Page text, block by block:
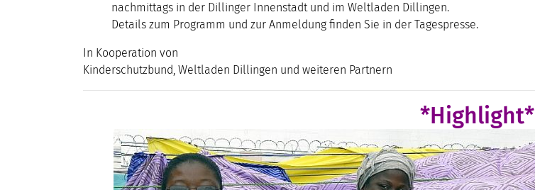
nachmittags in der Dillinger Innenstadt und im Weltladen Dillingen.
Details zum Programm und zur Anmeldung finden Sie in der Tagespresse.
In Kooperation von
Kinderschutzbund, Weltladen Dillingen und weiteren Partnern
*Highlight*